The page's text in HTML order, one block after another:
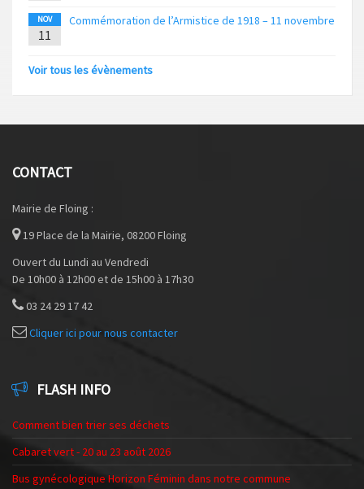
NOV
11
Commémoration de l’Armistice de 1918 – 11 novembre
Voir tous les évènements
CONTACT
Mairie de Floing :
19 Place de la Mairie, 08200 Floing
Ouvert du Lundi au Vendredi
De 10h00 à 12h00 et de 15h00 à 17h30
03 24 29 17 42
Cliquer ici pour nous contacter
FLASH INFO
Comment bien trier ses déchets
Cabaret vert - 20 au 23 août 2026
Bus gynécologique Horizon Féminin dans notre commune